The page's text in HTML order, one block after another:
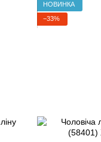
НОВИНКА
−33%